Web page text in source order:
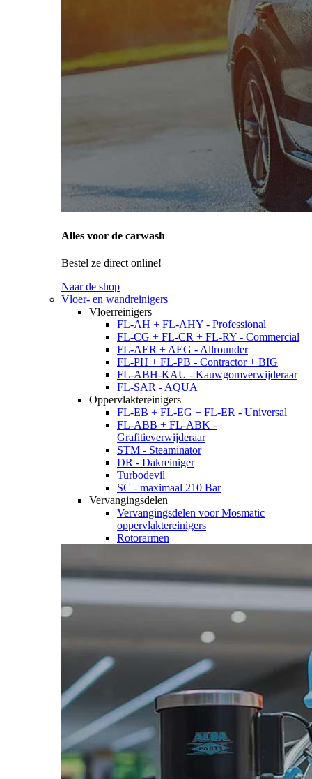
Alles voor de carwash
Bestel ze direct online!
Naar de shop
Vloer- en wandreinigers
Vloerreinigers
FL-AH + FL-AHY - Professional
FL-CG + FL-CR + FL-RY - Commercial
FL-AER + AEG - Allrounder
FL-PH + FL-PB - Contractor + BIG
FL-ABH-KAU - Kauwgomverwijderaar
FL-SAR - AQUA
Oppervlaktereinigers
FL-EB + FL-EG + FL-ER - Universal
FL-ABB + FL-ABK -
Grafitieverwijderaar
STM - Steaminator
DR - Dakreiniger
Turbodevil
SC - maximaal 210 Bar
Vervangingsdelen
Vervangingsdelen voor Mosmatic
oppervlaktereinigers
Rotorarmen